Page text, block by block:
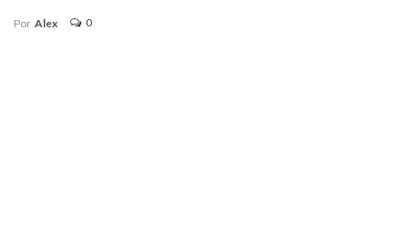
Por Alex 0